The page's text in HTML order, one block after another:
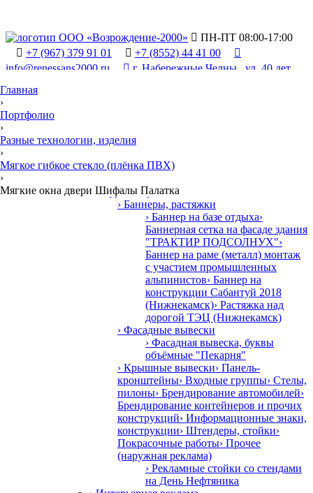
 ПН-ПТ 08:00-17:00
 +7 (967) 379 91 01  +7 (8552) 44 41 00

info@renessans2000.ru
 г. Набережные Челны , ул. 40 лет

› Наружная реклама
› Баннеры, растяжки
› Баннер на базе отдыха›
Баннерная сетка на фасаде здания
"ТРАКТИР ПОДСОЛНУХ"›
Баннер на раме (металл) монтаж
с участием промышленных
альпинистов› Баннер на
конструкции Сабантуй 2018
(Нижнекамск)› Растяжка над
дорогой ТЭЦ (Нижнекамск)
› Фасадные вывески
› Фасадная вывеска, буквы
объёмные "Пекарня"
› Крышные вывески› Панель-
кронштейны› Входные группы› Стелы,
пилоны› Брендирование автомобилей›
Брендирование контейнеров и прочих
конструкций› Информационные знаки,
конструкции› Штендеры, стойки›
Покрасочные работы› Прочее
(наружная реклама)
› Рекламные стойки со стендами
на День Нефтяника
Главная
›
Портфолио
›
Разные технологии, изделия
›
Мягкое гибкое стекло (плёнка ПВХ)
›
Мягкие окна двери Шифалы Палатка